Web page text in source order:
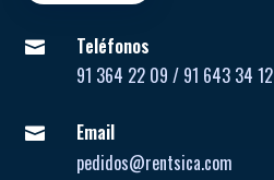

Teléfonos
91 364 22 09 / 91 643 34 12

Email
pedidos@rentsica.com